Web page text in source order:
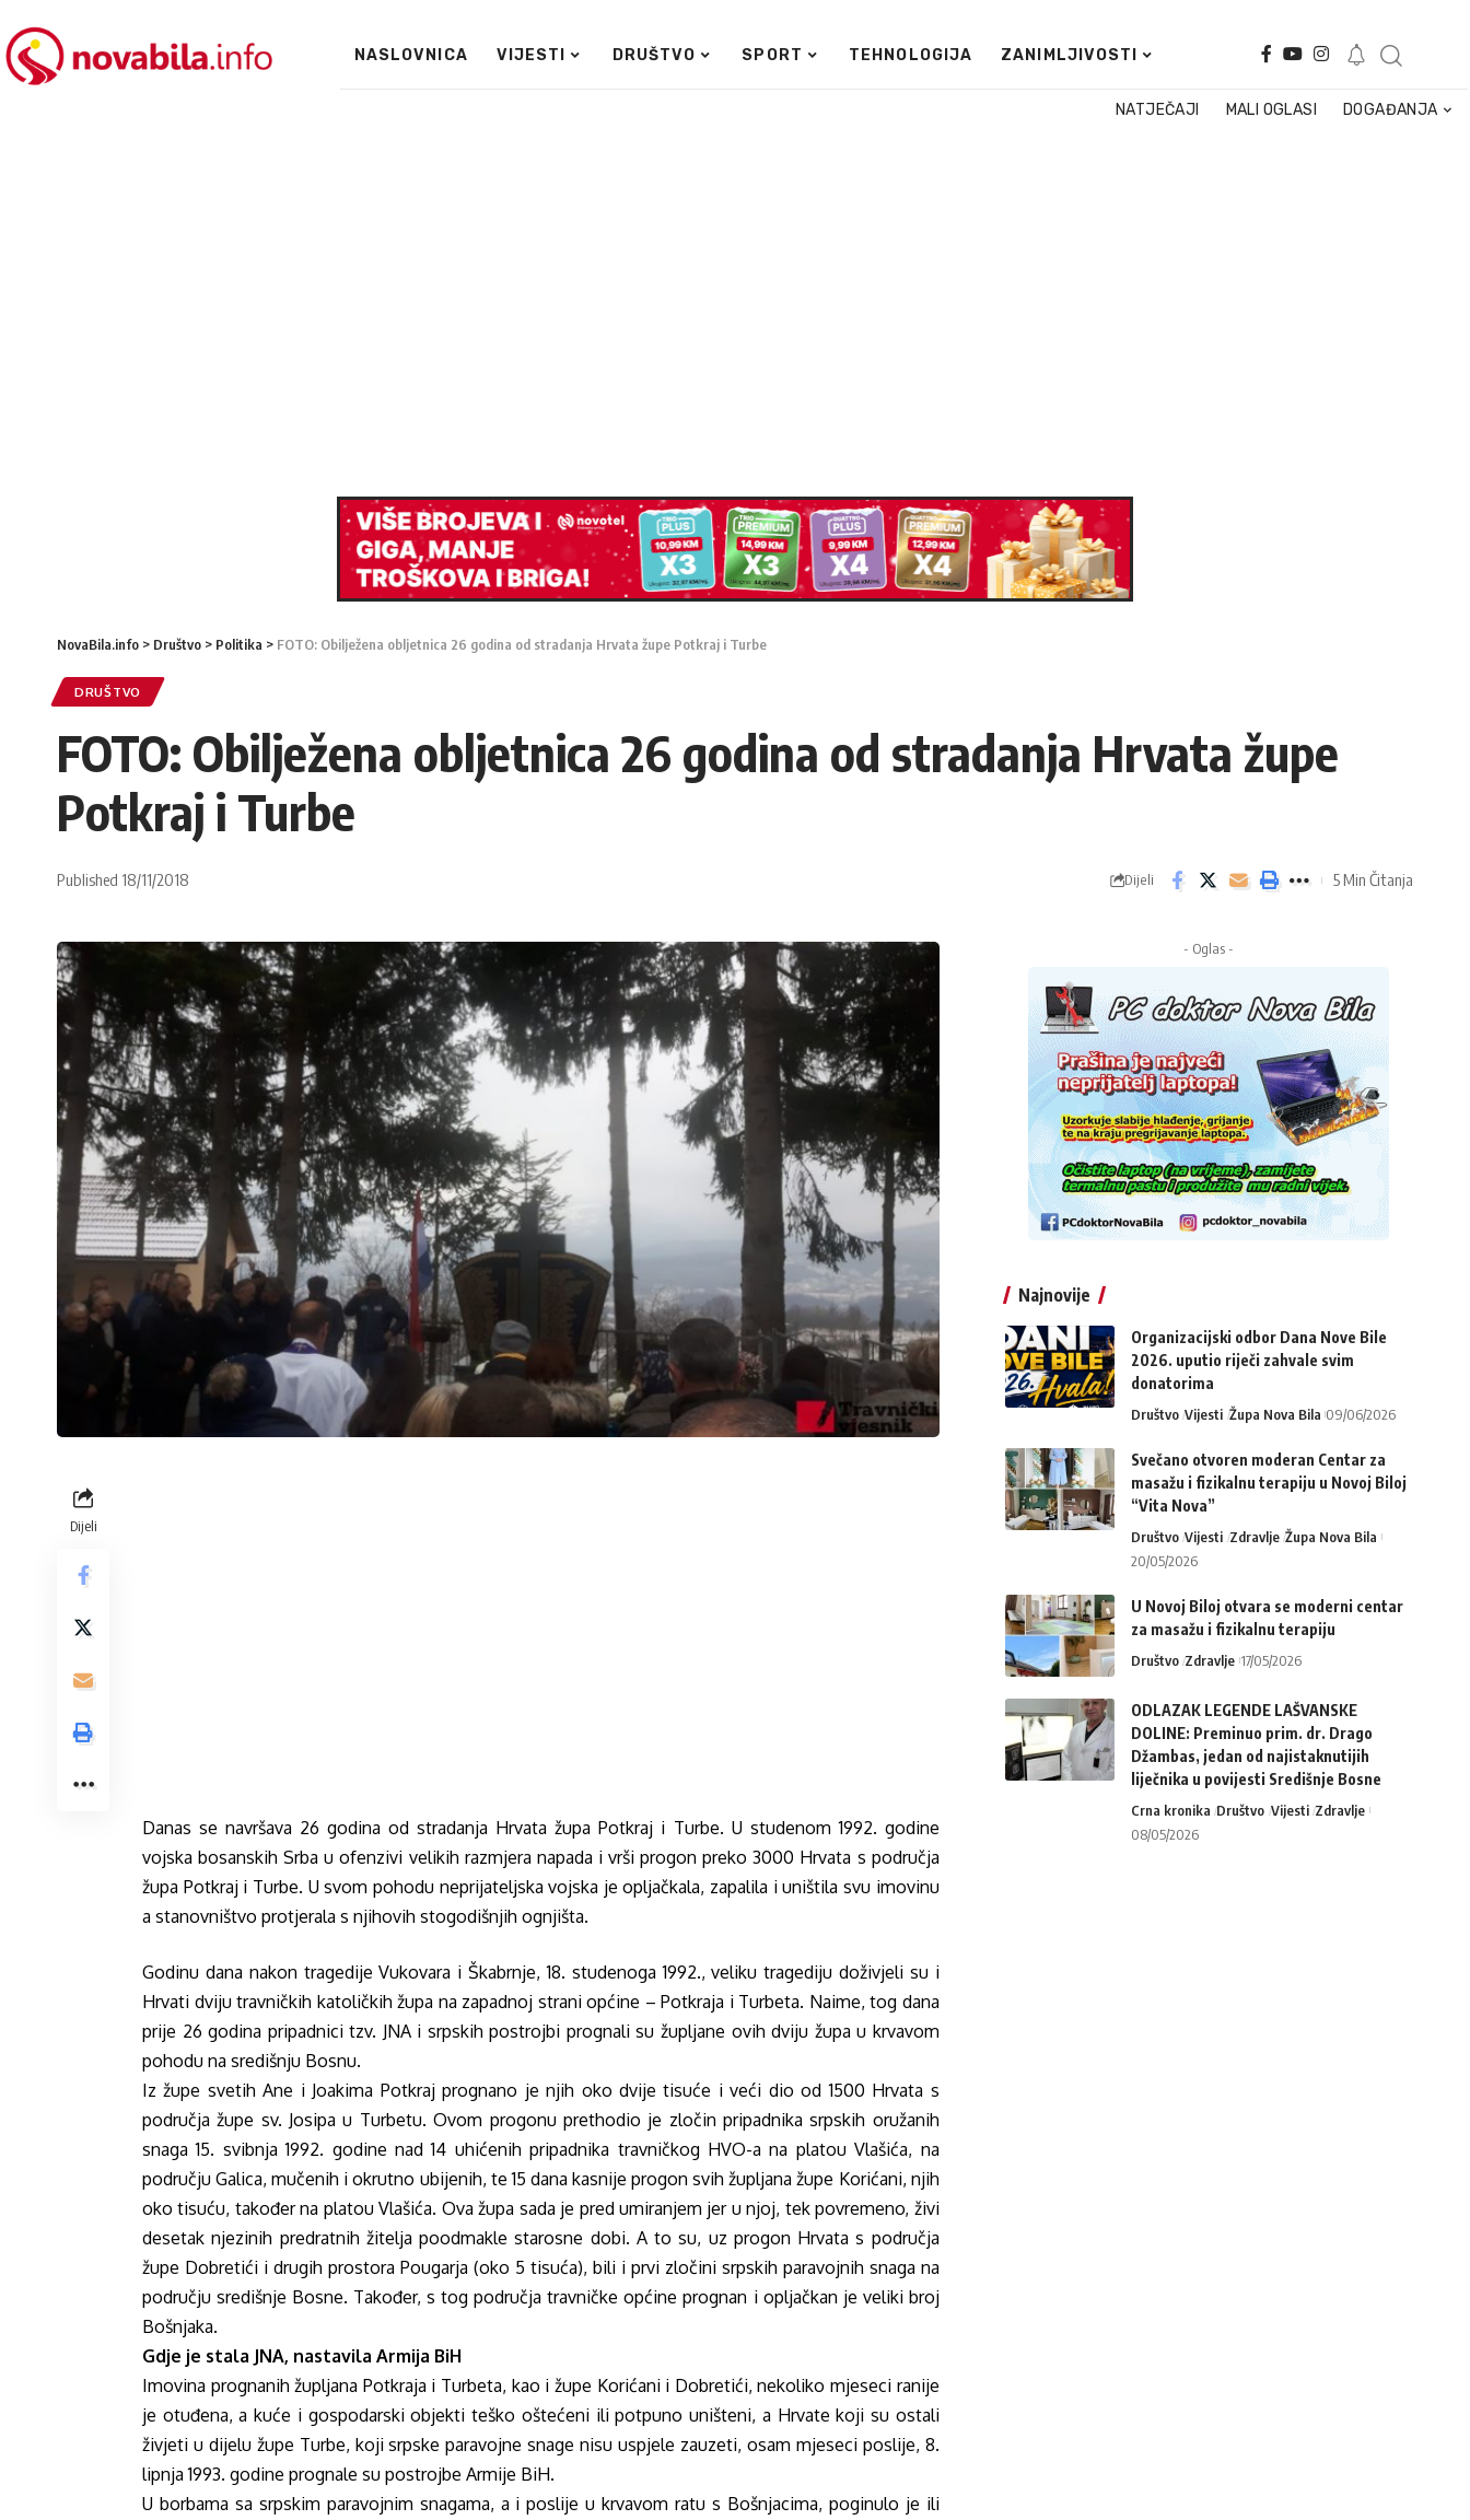
NASLOVNICA VIJESTI DRUŠTVO SPORT TEHNOLOGIJA ZANIMLJIVOSTI
NATJEČAJI MALI OGLASI DOGAĐANJA
NovaBila.info > Društvo > Politika > FOTO: Obilježena obljetnica 26 godina od stradanja Hrvata župe Potkraj i Turbe
DRUŠTVO
FOTO: Obilježena obljetnica 26 godina od stradanja Hrvata župe
Potkraj i Turbe
Published 18/11/2018 Dijeli 5 Min Čitanja
Dijeli
Danas se navršava 26 godina od stradanja Hrvata župa Potkraj i Turbe. U studenom 1992. godine
vojska bosanskih Srba u ofenzivi velikih razmjera napada i vrši progon preko 3000 Hrvata s područja
župa Potkraj i Turbe. U svom pohodu neprijateljska vojska je opljačkala, zapalila i uništila svu imovinu
a stanovništvo protjerala s njihovih stogodišnjih ognjišta.
Godinu dana nakon tragedije Vukovara i Škabrnje, 18. studenoga 1992., veliku tragediju doživjeli su i
Hrvati dviju travničkih katoličkih župa na zapadnoj strani općine – Potkraja i Turbeta. Naime, tog dana
prije 26 godina pripadnici tzv. JNA i srpskih postrojbi prognali su župljane ovih dviju župa u krvavom
pohodu na središnju Bosnu.
Iz župe svetih Ane i Joakima Potkraj prognano je njih oko dvije tisuće i veći dio od 1500 Hrvata s
područja župe sv. Josipa u Turbetu. Ovom progonu prethodio je zločin pripadnika srpskih oružanih
snaga 15. svibnja 1992. godine nad 14 uhićenih pripadnika travničkog HVO-a na platou Vlašića, na
području Galica, mučenih i okrutno ubijenih, te 15 dana kasnije progon svih župljana župe Korićani, njih
oko tisuću, također na platou Vlašića. Ova župa sada je pred umiranjem jer u njoj, tek povremeno, živi
desetak njezinih predratnih žitelja poodmakle starosne dobi. A to su, uz progon Hrvata s područja
župe Dobretići i drugih prostora Pougarja (oko 5 tisuća), bili i prvi zločini srpskih paravojnih snaga na
području središnje Bosne. Također, s tog područja travničke općine prognan i opljačkan je veliki broj
Bošnjaka.
Gdje je stala JNA, nastavila Armija BiH
Imovina prognanih župljana Potkraja i Turbeta, kao i župe Korićani i Dobretići, nekoliko mjeseci ranije
je otuđena, a kuće i gospodarski objekti teško oštećeni ili potpuno uništeni, a Hrvate koji su ostali
živjeti u dijelu župe Turbe, koji srpske paravojne snage nisu uspjele zauzeti, osam mjeseci poslije, 8.
lipnja 1993. godine prognale su postrojbe Armije BiH.
U borbama sa srpskim paravojnim snagama, a i poslije u krvavom ratu s Bošnjacima, poginulo je ili
- Oglas -
Najnovije
Organizacijski odbor Dana Nove Bile
2026. uputio riječi zahvale svim
donatorima
Društvo Vijesti Župa Nova Bila 09/06/2026
Svečano otvoren moderan Centar za
masažu i fizikalnu terapiju u Novoj Biloj
“Vita Nova”
Društvo Vijesti Zdravlje Župa Nova Bila
20/05/2026
U Novoj Biloj otvara se moderni centar
za masažu i fizikalnu terapiju
Društvo Zdravlje 17/05/2026
ODLAZAK LEGENDE LAŠVANSKE
DOLINE: Preminuo prim. dr. Drago
Džambas, jedan od najistaknutijih
liječnika u povijesti Središnje Bosne
Crna kronika Društvo Vijesti Zdravlje
08/05/2026